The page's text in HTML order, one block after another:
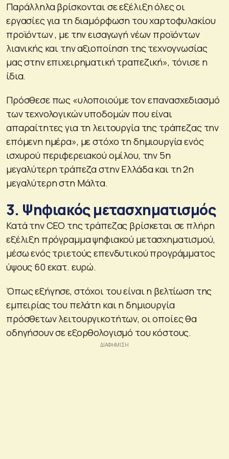
Παράλληλα βρίσκονται σε εξέλιξη όλες οι
εργασίες για τη διαμόρφωση του χαρτοφυλακίου
προϊόντων , με την εισαγωγή νέων προϊόντων
λιανικής και την αξιοποίηση της τεχνογνωσίας
μας στην επιχειρηματική τραπεζική», τόνισε η
ίδια.
Πρόσθεσε πως «υλοποιούμε τον επανασχεδιασμό
των τεχνολογικών υποδομών που είναι
απαραίτητες για τη λειτουργία της τράπεζας την
επόμενη ημέρα», με στόχο τη δημιουργία ενός
ισχυρού περιφερειακού ομίλου, την 5η
μεγαλύτερη τράπεζα στην Ελλάδα και τη 2η
μεγαλύτερη στη Μάλτα.
3. Ψηφιακός μετασχηματισμός
Κατά την CEO της τράπεζας βρίσκεται σε πλήρη
εξέλιξη πρόγραμμα ψηφιακού μετασχηματισμού,
μέσω ενός τριετούς επενδυτικού προγράμματος
ύψους 60 εκατ. ευρώ.
Όπως εξήγησε, στόχοι του είναι η βελτίωση της
εμπειρίας του πελάτη και η δημιουργία
πρόσθετων λειτουργικοτήτων, οι οποίες θα
οδηγήσουν σε εξορθολογισμό του κόστους.